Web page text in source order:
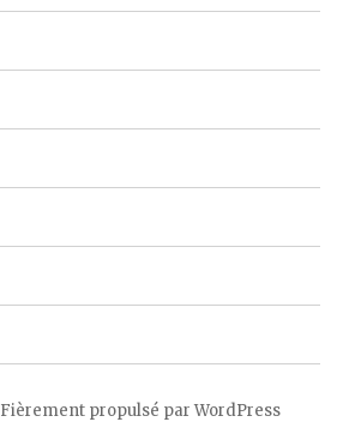
Fièrement propulsé par WordPress